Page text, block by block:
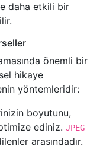
daha etkili bir
önemli bir
hikaye
yöntemleridir:
boyutunu,
ediniz. JPEG
arasındadır.